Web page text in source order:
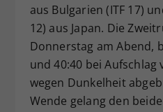
aus Bulgarien (ITF 17)
12) aus Japan. Die
Donnerstag am Abend,
und 40:40 bei Aufschlag
wegen Dunkelheit
Wende gelang den